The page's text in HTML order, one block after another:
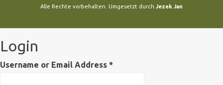
Alle Rechte vorbehalten. Umgesetzt durch Jezek Jan
Login
Username or Email Address *